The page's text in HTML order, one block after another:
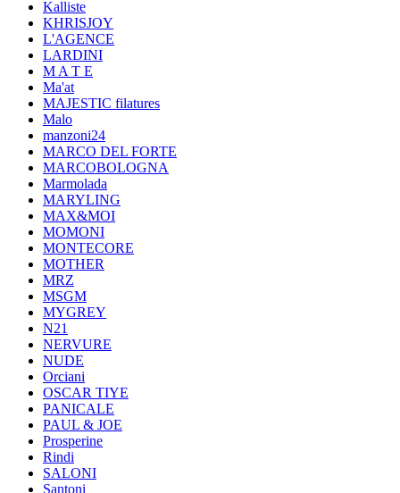
Kalliste
KHRISJOY
L'AGENCE
LARDINI
M A T E
Ma'at
MAJESTIC filatures
Malo
manzoni24
MARCO DEL FORTE
MARCOBOLOGNA
Marmolada
MARYLING
MAX&MOI
MOMONI
MONTECORE
MOTHER
MRZ
MSGM
MYGREY
N21
NERVURE
NUDE
Orciani
OSCAR TIYE
PANICALE
PAUL & JOE
Prosperine
Rindi
SALONI
Santoni